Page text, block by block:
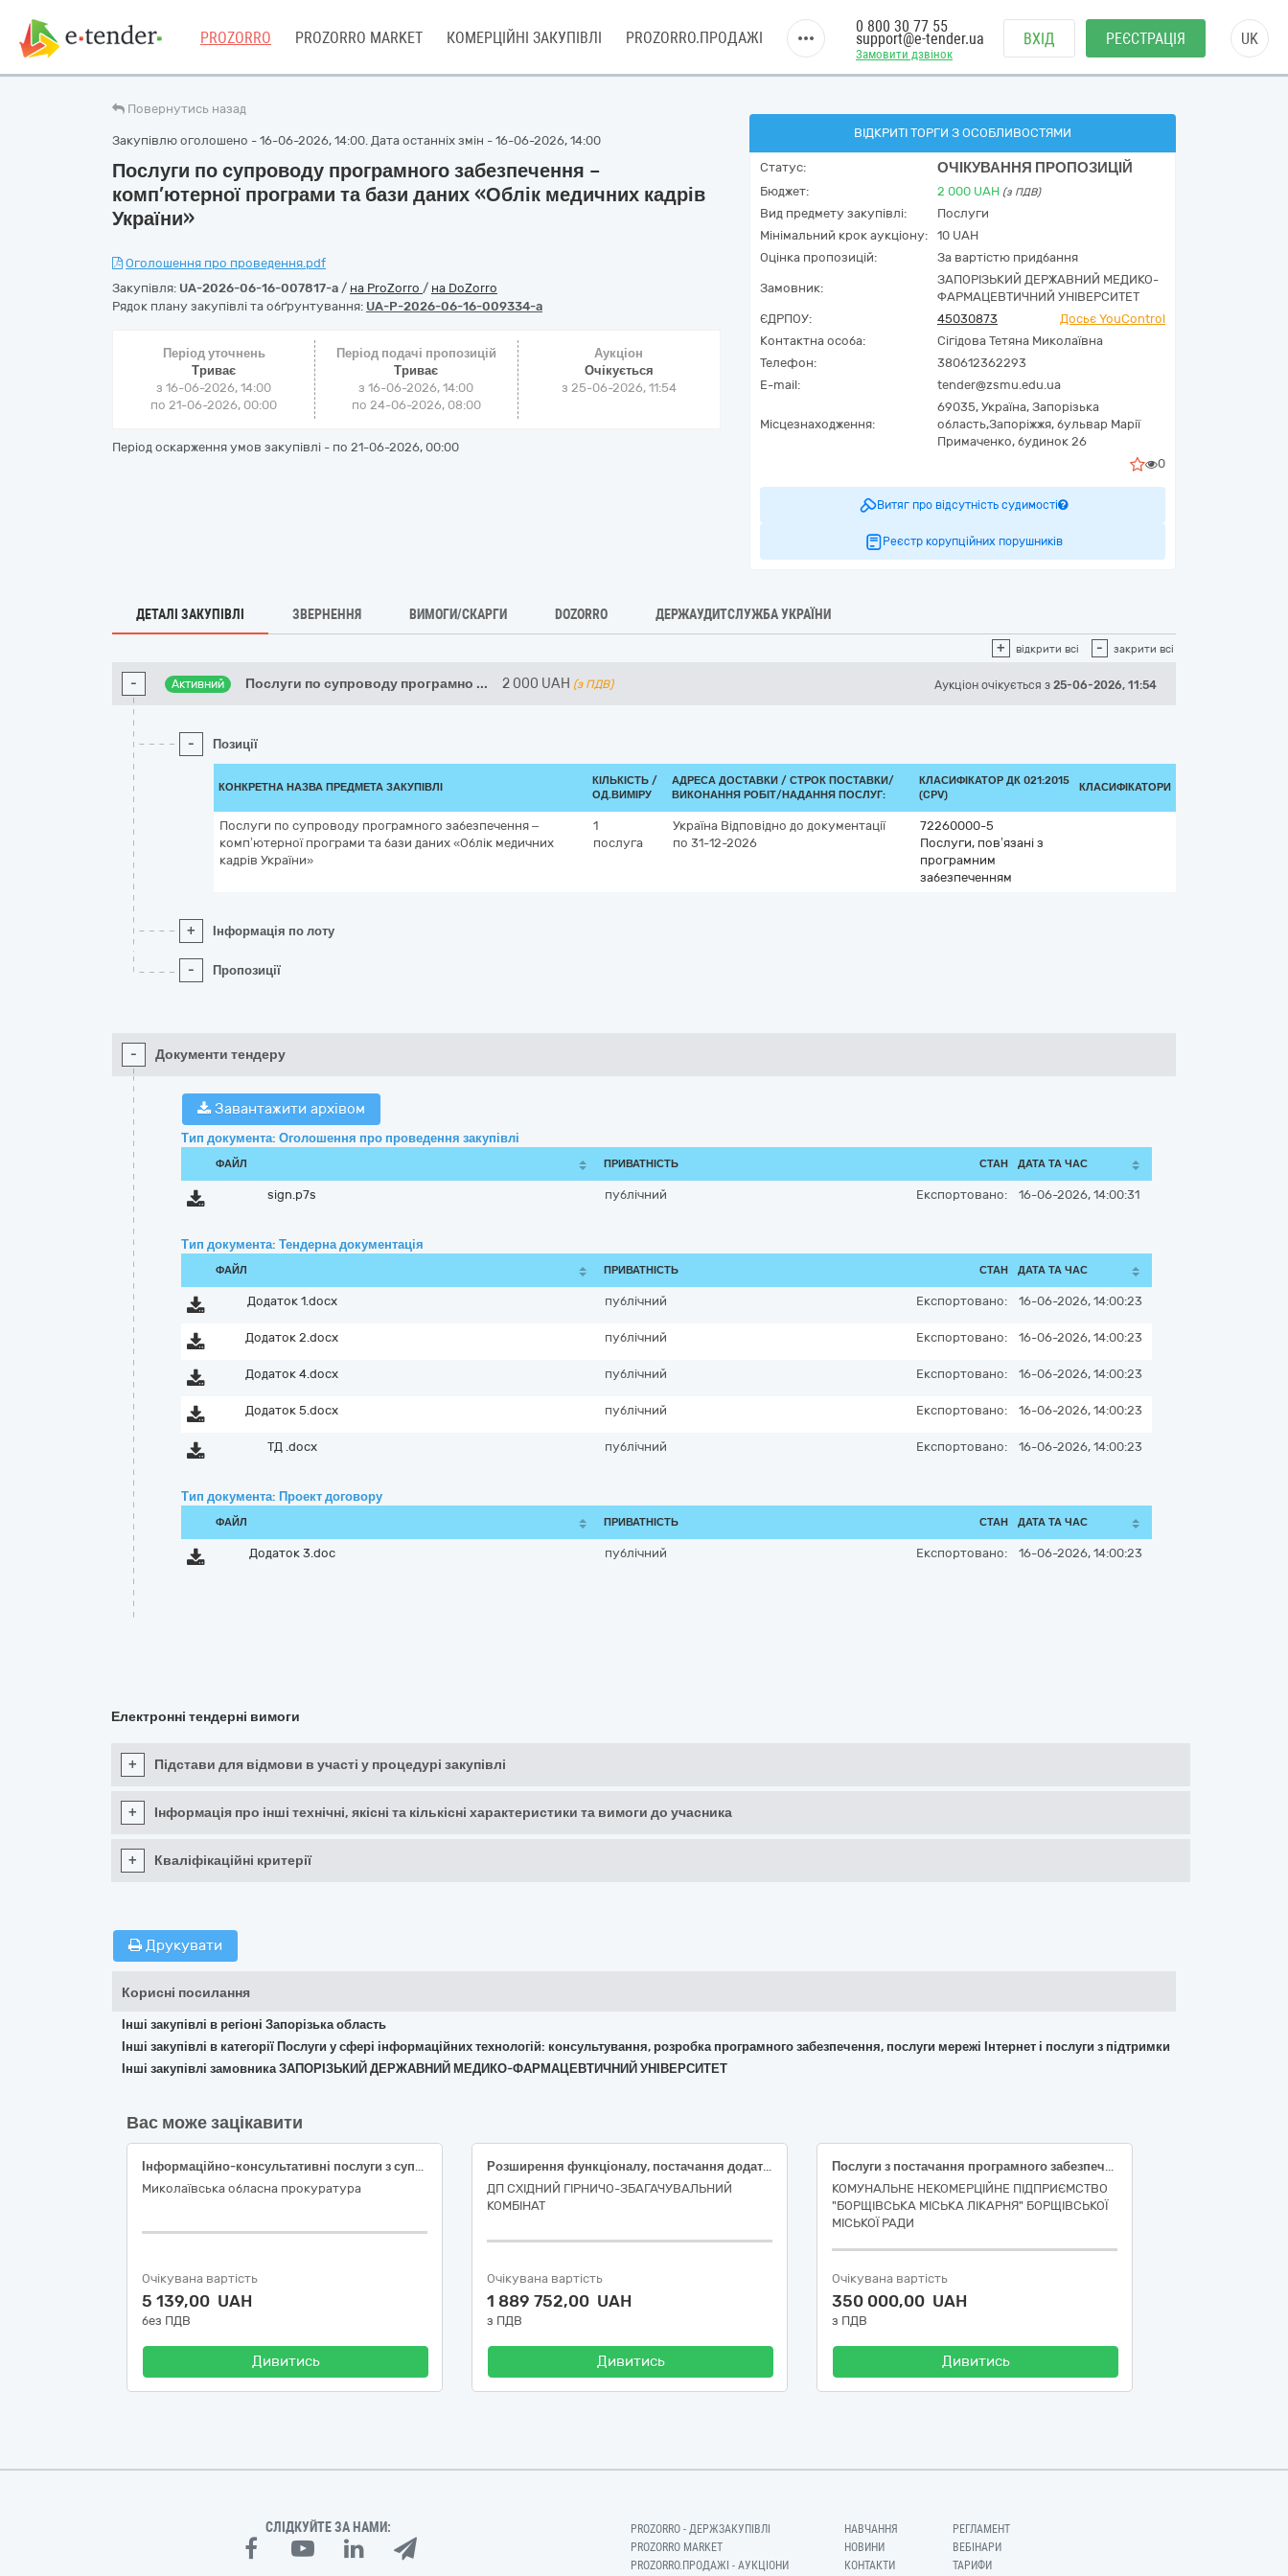
PROZORRO PROZORRO MARKET КОМЕРЦІЙНІ ЗАКУПІВЛІ PROZORRO.ПРОДАЖІ
Замовити дзвінок
0 800 30 77 55
support@e-tender.ua ВХІД РЕЄСТРАЦІЯ UK
Повернутись назад
Закупівлю оголошено - 16-06-2026, 14:00. Дата останніх змін - 16-06-2026, 14:00
Послуги по супроводу програмного забезпечення –
комп’ютерної програми та бази даних «Облік медичних кадрів
України»
Оголошення про проведення.pdf
Закупівля: UA-2026-06-16-007817-a / на ProZorro / на DoZorro
Рядок плану закупівлі та обґрунтування: UA-P-2026-06-16-009334-a
Період уточнень
Триває
з 16-06-2026, 14:00
по 21-06-2026, 00:00
Період подачі пропозицій
Триває
з 16-06-2026, 14:00
по 24-06-2026, 08:00
Аукціон
Очікується
з 25-06-2026, 11:54
Період оскарження умов закупівлі - по 21-06-2026, 00:00
ВІДКРИТІ ТОРГИ З ОСОБЛИВОСТЯМИ
Статус: ОЧІКУВАННЯ ПРОПОЗИЦІЙ
Бюджет: 2 000 UAH (з ПДВ)
Вид предмету закупівлі:
Послуги
Мінімальний крок аукціону:
10 UAH
Оцінка пропозицій:
За вартістю придбання
Замовник:
ЗАПОРІЗЬКИЙ ДЕРЖАВНИЙ МЕДИКО-
ФАРМАЦЕВТИЧНИЙ УНІВЕРСИТЕТ
ЄДРПОУ:
45030873
Досьє YouControl
Контактна особа:
Сігідова Тетяна Миколаївна
Телефон:
380612362293
E-mail:
tender@zsmu.edu.ua
Місцезнаходження:
69035, Україна, Запорізька
область,Запоріжжя, бульвар Марії
Примаченко, будинок 26
0
Витяг про відсутність судимості
Реєстр корупційних порушників
ДЕТАЛІ ЗАКУПІВЛІ ЗВЕРНЕННЯ ВИМОГИ/СКАРГИ DOZORRO ДЕРЖАУДИТСЛУЖБА УКРАЇНИ
+ відкрити всі - закрити всі
- Активний Послуги по супроводу програмно ... 2 000 UAH (з ПДВ) Аукціон очікується з 25-06-2026, 11:54
- Позиції
КОНКРЕТНА НАЗВА ПРЕДМЕТА ЗАКУПІВЛІ
КІЛЬКІСТЬ /
ОД.ВИМІРУ
АДРЕСА ДОСТАВКИ / СТРОК ПОСТАВКИ/
ВИКОНАННЯ РОБІТ/НАДАННЯ ПОСЛУГ:
КЛАСИФІКАТОР ДК 021:2015
(CPV)
КЛАСИФІКАТОРИ
Послуги по супроводу програмного забезпечення –
комп’ютерної програми та бази даних «Облік медичних
кадрів України»
1
послуга
Україна Відповідно до документації
по 31-12-2026
72260000-5
Послуги, пов’язані з
програмним
забезпеченням
+ Інформація по лоту
- Пропозиції
- Документи тендеру
Завантажити архівом
Тип документа: Оголошення про проведення закупівлі
ФАЙЛ ПРИВАТНІСТЬ СТАН ДАТА ТА ЧАС
sign.p7s публічний Експортовано: 16-06-2026, 14:00:31
Тип документа: Тендерна документація
ФАЙЛ ПРИВАТНІСТЬ СТАН ДАТА ТА ЧАС
Додаток 1.docx публічний Експортовано: 16-06-2026, 14:00:23
Додаток 2.docx публічний Експортовано: 16-06-2026, 14:00:23
Додаток 4.docx публічний Експортовано: 16-06-2026, 14:00:23
Додаток 5.docx публічний Експортовано: 16-06-2026, 14:00:23
ТД .docx публічний Експортовано: 16-06-2026, 14:00:23
Тип документа: Проект договору
ФАЙЛ ПРИВАТНІСТЬ СТАН ДАТА ТА ЧАС
Додаток 3.doc публічний Експортовано: 16-06-2026, 14:00:23
Електронні тендерні вимоги
+ Підстави для відмови в участі у процедурі закупівлі
+ Інформація про інші технічні, якісні та кількісні характеристики та вимоги до учасника
+ Кваліфікаційні критерії
Друкувати
Корисні посилання
Інші закупівлі в регіоні Запорізька область
Інші закупівлі в категорії Послуги у сфері інформаційних технологій: консультування, розробка програмного забезпечення, послуги мережі Інтернет і послуги з підтримки
Інші закупівлі замовника ЗАПОРІЗЬКИЙ ДЕРЖАВНИЙ МЕДИКО-ФАРМАЦЕВТИЧНИЙ УНІВЕРСИТЕТ
Вас може зацікавити
Інформаційно-консультативні послуги з супроводження програмного забезпечення «M.E.Doc» та послуги з налаштування поштового з’єднання
Миколаївська обласна прокуратура
Очікувана вартість
5 139,00 UAH
без ПДВ
Дивитись
Розширення функціоналу, постачання додаткових ліцензій та технічна підтримка системи електронного документообігу
ДП СХІДНИЙ ГІРНИЧО-ЗБАГАЧУВАЛЬНИЙ
КОМБІНАТ
Очікувана вартість
1 889 752,00 UAH
з ПДВ
Дивитись
Послуги з постачання програмного забезпечення лабораторної інформаційної системи для цифровізації основних процесів лабораторних підрозділів
КОМУНАЛЬНЕ НЕКОМЕРЦІЙНЕ ПІДПРИЄМСТВО
"БОРЩІВСЬКА МІСЬКА ЛІКАРНЯ" БОРЩІВСЬКОЇ
МІСЬКОЇ РАДИ
Очікувана вартість
350 000,00 UAH
з ПДВ
Дивитись
СЛІДКУЙТЕ ЗА НАМИ:
PROZORRO - ДЕРЖЗАКУПІВЛІ
PROZORRO MARKET
PROZORRO.ПРОДАЖІ - АУКЦІОНИ
НАВЧАННЯ
НОВИНИ
КОНТАКТИ
РЕГЛАМЕНТ
ВЕБІНАРИ
ТАРИФИ